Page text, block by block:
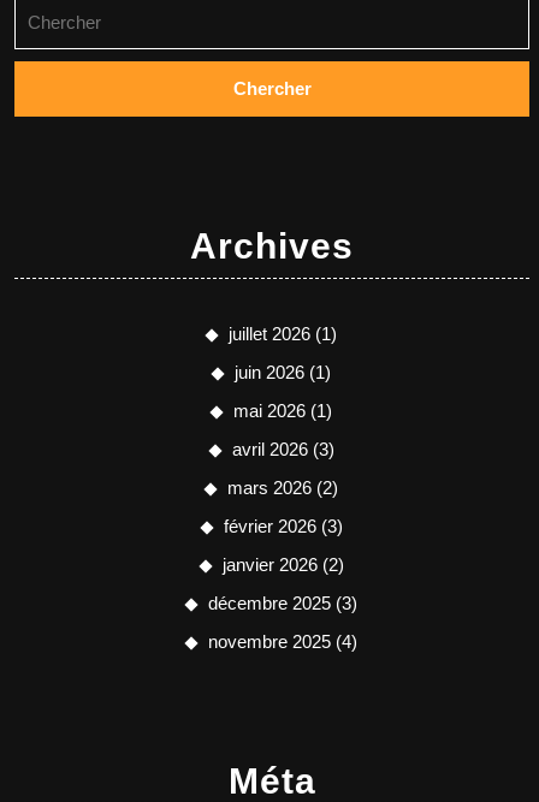
Archives
juillet 2026 (1)
juin 2026 (1)
mai 2026 (1)
avril 2026(3)
mars 2026 (2)
février 2026(3)
janvier 2026(2)
décembre 2025 (3)
novembre 2025 (4)
Méta